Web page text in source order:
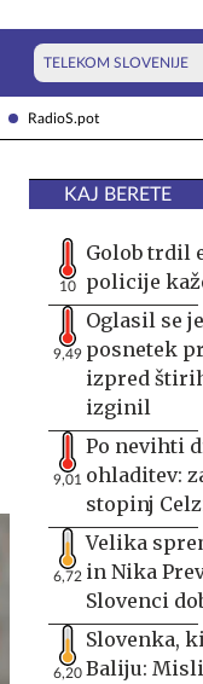
RadioS.pot
TELEKOM SLOVENIJE
KAJ BERETE
10
Golob trdil
policije
9,49
Oglasil se
posnetek
izpred
izginil
9,01
Po nevihti
ohladitev:
stopinj
6,72
Velika
in Nika
Slovenci
6,20
Slovenka,
Baliju: